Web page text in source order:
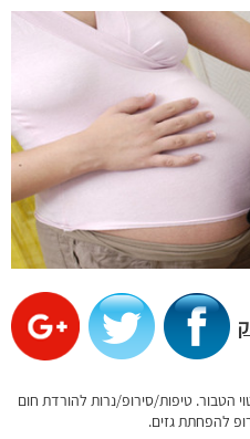
הטבור. טיפות/סירופ/נרות להורדת חום
להפחתת גזים.